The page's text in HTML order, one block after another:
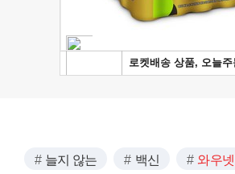
늘지 않는 백신 와우넷